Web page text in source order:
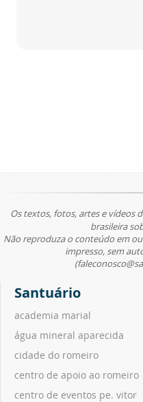
Os textos, fotos, artes e vídeos
brasileira
Não reproduza o conteúdo em
impresso, sem
Santuário
academia marial
água mineral aparecida
cidade do romeiro
centro de apoio ao romeiro
centro de eventos pe. vitor